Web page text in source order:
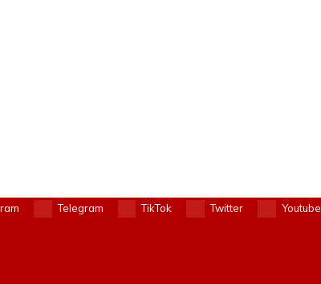
Telegram TikTok Twitter Youtube